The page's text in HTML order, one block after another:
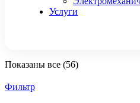
Услуги
Показаны все (56)
Фильтр